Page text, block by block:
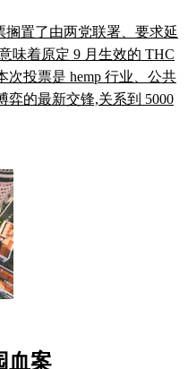
搁置了由两党联署、要求延
味着原定 9 月生效的 THC
次投票是 hemp 行业、公共
弈的最新交锋,关系到 5000
血案